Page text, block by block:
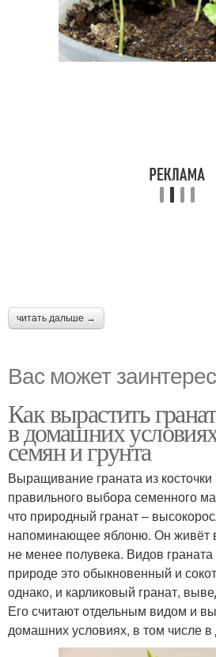
читать дальше →
Вас может
Как вырастить
в домашних
семян и грунта
Выращивание граната из косточки
правильного выбора семенного
что природный гранат –
напоминающее яблоню. Он живёт
не менее полувека. Видов
природе это обыкновенный и
однако, и карликовый гранат,
Его считают отдельным видом и
домашних условиях, в том числе в